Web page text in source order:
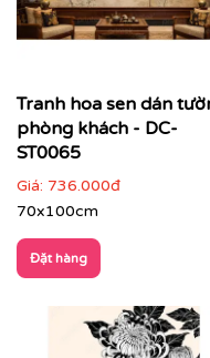
Tranh hoa sen dán
phòng khách - DC-
ST0065
Giá: 736.000đ
70x100cm
Đặt hàng